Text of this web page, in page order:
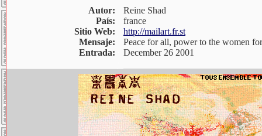
Autor:
País:
Sitio Web:
Mensaje:
Reine Shad
france
http://mailart.fr.st
Peace for all, power to the women
Entrada:
December 26 2001